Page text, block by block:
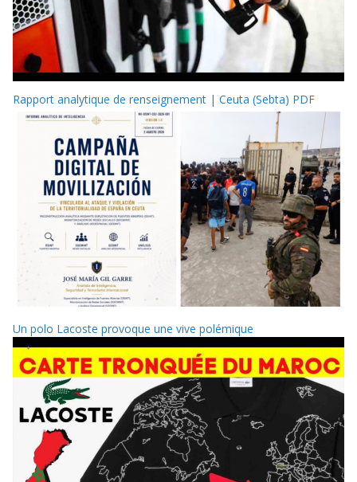
Rapport analytique de renseignement | Ceuta (Sebta) PDF
Un polo Lacoste provoque une vive polémique